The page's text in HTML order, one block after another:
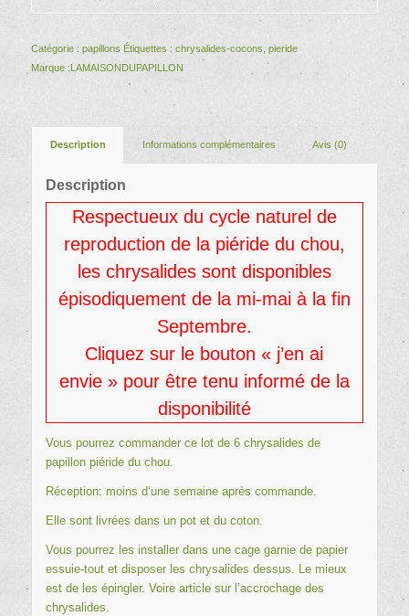
Catégorie : papillons Étiquettes : chrysalides-cocons pieride
Marque :LAMAISONDUPAPILLON
Description Informations complémentaires Avis (0)
Description
Respectueux du cycle naturel de
reproduction de la piéride du chou,
les chrysalides sont disponibles
épisodiquement de la mi-mai à la fin
Septembre.
Cliquez sur le bouton « j’en ai
envie » pour être tenu informé de la
disponibilité
Vous pourrez commander ce lot de 6 chrysalides de
papillon piéride du chou.
Réception: moins d’une semaine après commande.
Elle sont livrées dans un pot et du coton.
Vous pourrez les installer dans une cage garnie de papier
essuie-tout et disposer les chrysalides dessus. Le mieux
est de les épingler. Voire article sur l’accrochage des
chrysalides